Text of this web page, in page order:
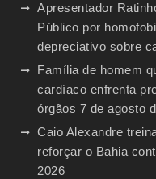
Apresentador
Público por
depreciativo sobre
Família de homem
cardíaco enfrenta
órgãos 7 de agosto
Caio Alexandre
reforçar o Bahia
2026